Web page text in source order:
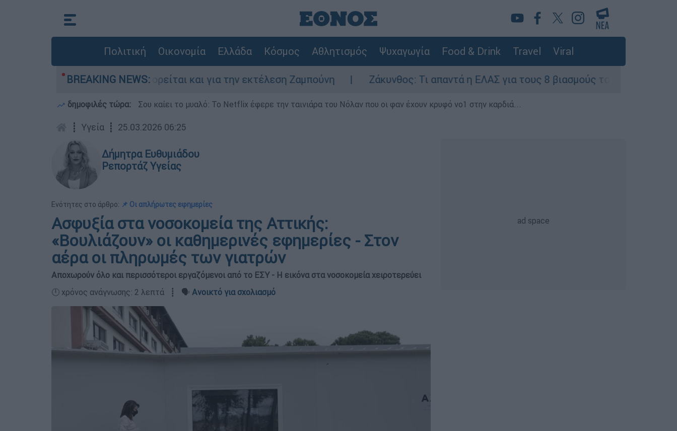
Πολιτική Οικονομία Ελλάδα Κόσμος Αθλητισμός Ψυχαγωγία Food & Drink Travel Viral
BREAKING NEWS:
Ελλάδα - Κατηγορείται και για την εκτέλεση Ζαμπούνη Ζάκυνθος: Τι απαντά η ΕΛΑΣ για τους 8 βιασμούς τουριστριών - «Μόνο 3
δημοφιλές τώρα: Σου καίει το μυαλό: Το Netflix έφερε την ταινιάρα του Νόλαν που οι φαν έχουν κρυφό νο1 στην καρδιά...
┋ Υγεία ┋ 25.03.2026 06:25
Δήμητρα Ευθυμιάδου
Ρεπορτάζ Υγείας
Ενότητες στο άρθρο: 📌 Οι απλήρωτες εφημερίες
Ασφυξία στα νοσοκομεία της Αττικής:
«Βουλιάζουν» οι καθημερινές εφημερίες - Στον
αέρα οι πληρωμές των γιατρών
Αποχωρούν όλο και περισσότεροι εργαζόμενοι από το ΕΣΥ - Η εικόνα στα νοσοκομεία χειροτερεύει
🕛 χρόνος ανάγνωσης: 2 λεπτά ┋ 🗣️ Ανοικτό για σχολιασμό